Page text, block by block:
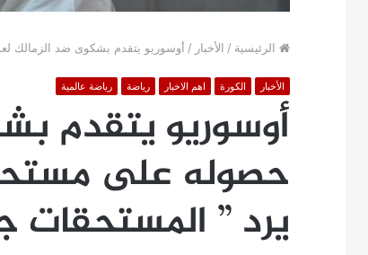
الرئيسية / الأخبار / أوسوريو يتقدم بشكوى ضد الزمالك
الأخبار الكورة اهم الاخبار رياضة رياضة عالمية
أوسوريو يتقدم
حصوله على
يرد ” المستحقات